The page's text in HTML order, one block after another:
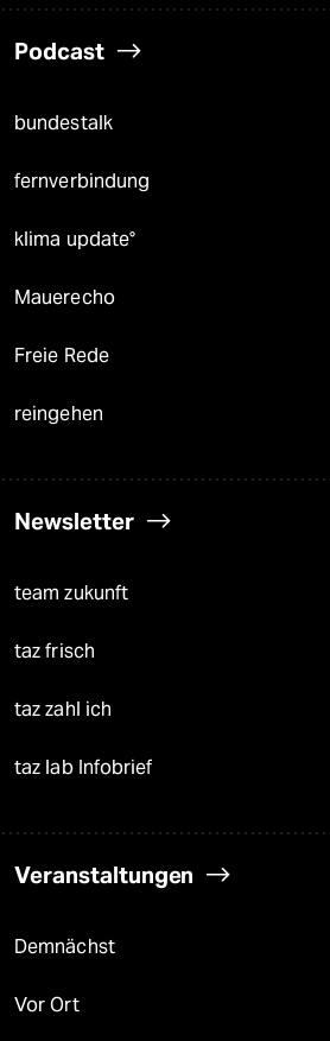
Podcast
bundestalk
fernverbindung
klima update°
Mauerecho
Freie Rede
reingehen
Newsletter
team zukunft
taz frisch
taz zahl ich
taz lab Infobrief
Veranstaltungen
Demnächst
Vor Ort